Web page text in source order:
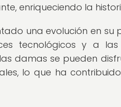
enriqueciendo la
una evolución en
tecnológicos y a
damas se pueden
lo que ha